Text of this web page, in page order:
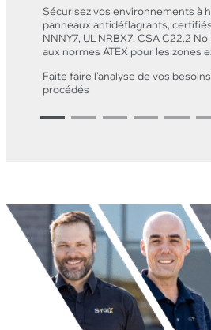
Sécurisez vos environnements à
panneaux antidéflagrants, certifiés
NNNY7, UL NRBX7, CSA C22.2
aux normes ATEX pour les zones
Faite faire l’analyse de vos
procédés